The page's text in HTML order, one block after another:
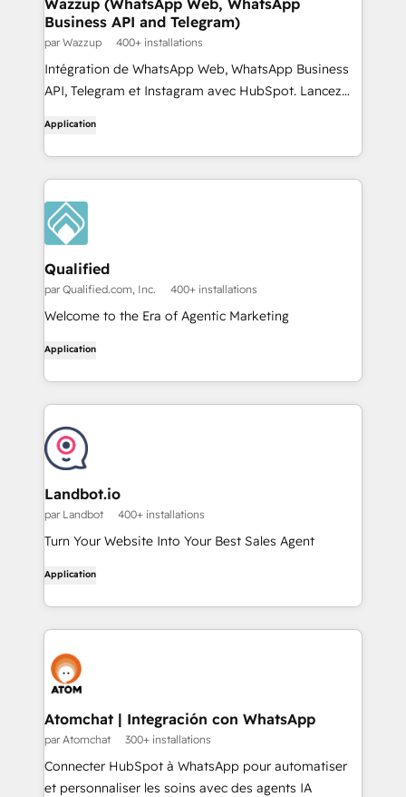
Wazzup (WhatsApp Web, WhatsApp
Business API and Telegram)
par Wazzup 400+ installations
Intégration de WhatsApp Web, WhatsApp Business
API, Telegram et Instagram avec HubSpot. Lancez
depuis HubSpot et stockez tous les messages dans
le CRM.
Application
Qualified
par Qualified.com, Inc. 400+ installations
Welcome to the Era of Agentic Marketing
Application
Landbot.io
par Landbot 400+ installations
Turn Your Website Into Your Best Sales Agent
Application
Atomchat | Integración con WhatsApp
par Atomchat 300+ installations
Connecter HubSpot à WhatsApp pour automatiser
et personnaliser les soins avec des agents IA